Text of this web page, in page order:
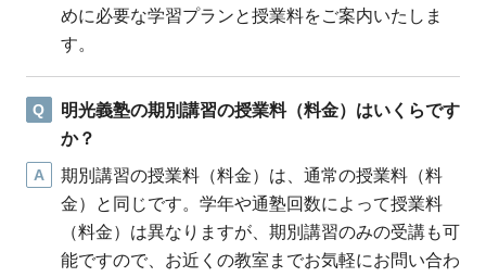
めに必要な学習プランと授業料をご案内いたしま
す。
Q
明光義塾の期別講習の授業料（料金）はいくらです
か？
A
期別講習の授業料（料金）は、通常の授業料（料
金）と同じです。学年や通塾回数によって授業料
（料金）は異なりますが、期別講習のみの受講も可
能ですので、お近くの教室までお気軽にお問い合わ